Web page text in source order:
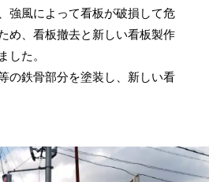
強風によって看板が破損して危
め、看板撤去と新しい看板製作
した。
の鉄骨部分を塗装し、新しい看